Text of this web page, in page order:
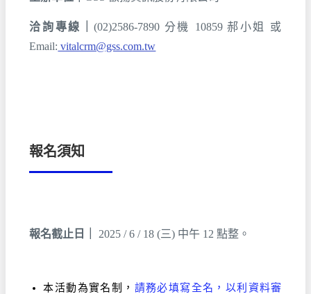
洽詢專線｜(02)2586-7890 分機 10859 郝小姐 或
Email: vitalcrm@gss.com.tw
報名須知
報名截止日｜ 2025 / 6 / 18 (三) 中午 12 點整。
本活動為實名制， 請務必填寫全名，以利資料審